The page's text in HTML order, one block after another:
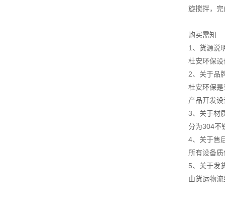
旋搅拌，
购买需知
1、货源说
杜安环保
2、关于品
杜安环保
产品开发
3、关于材
分为304不
4、关于售
所有设备
5、关于发
由货运物